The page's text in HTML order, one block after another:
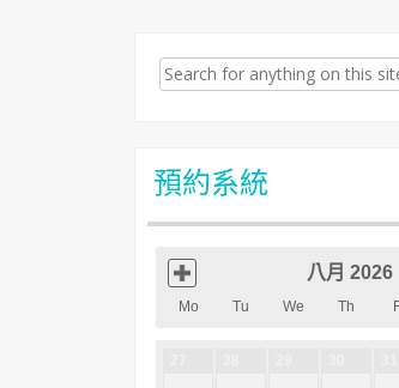
Search for:
預約系統
八月 2026
Mo Tu We Th